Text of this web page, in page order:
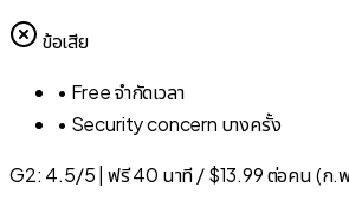
ข้อเสีย
• Free จำกัดเวลา
• Security concern บางครั้ง
G2: 4.5/5 ฟรี 40 นาที / $13.99 ต่อคน (ก.